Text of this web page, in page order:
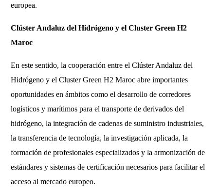
europea.
Clúster Andaluz del Hidrógeno y el Cluster Green H2
Maroc
En este sentido, la cooperación entre el Clúster Andaluz del
Hidrógeno y el Cluster Green H2 Maroc abre importantes
oportunidades en ámbitos como el desarrollo de corredores
logísticos y marítimos para el transporte de derivados del
hidrógeno, la integración de cadenas de suministro industriales,
la transferencia de tecnología, la investigación aplicada, la
formación de profesionales especializados y la armonización de
estándares y sistemas de certificación necesarios para facilitar el
acceso al mercado europeo.